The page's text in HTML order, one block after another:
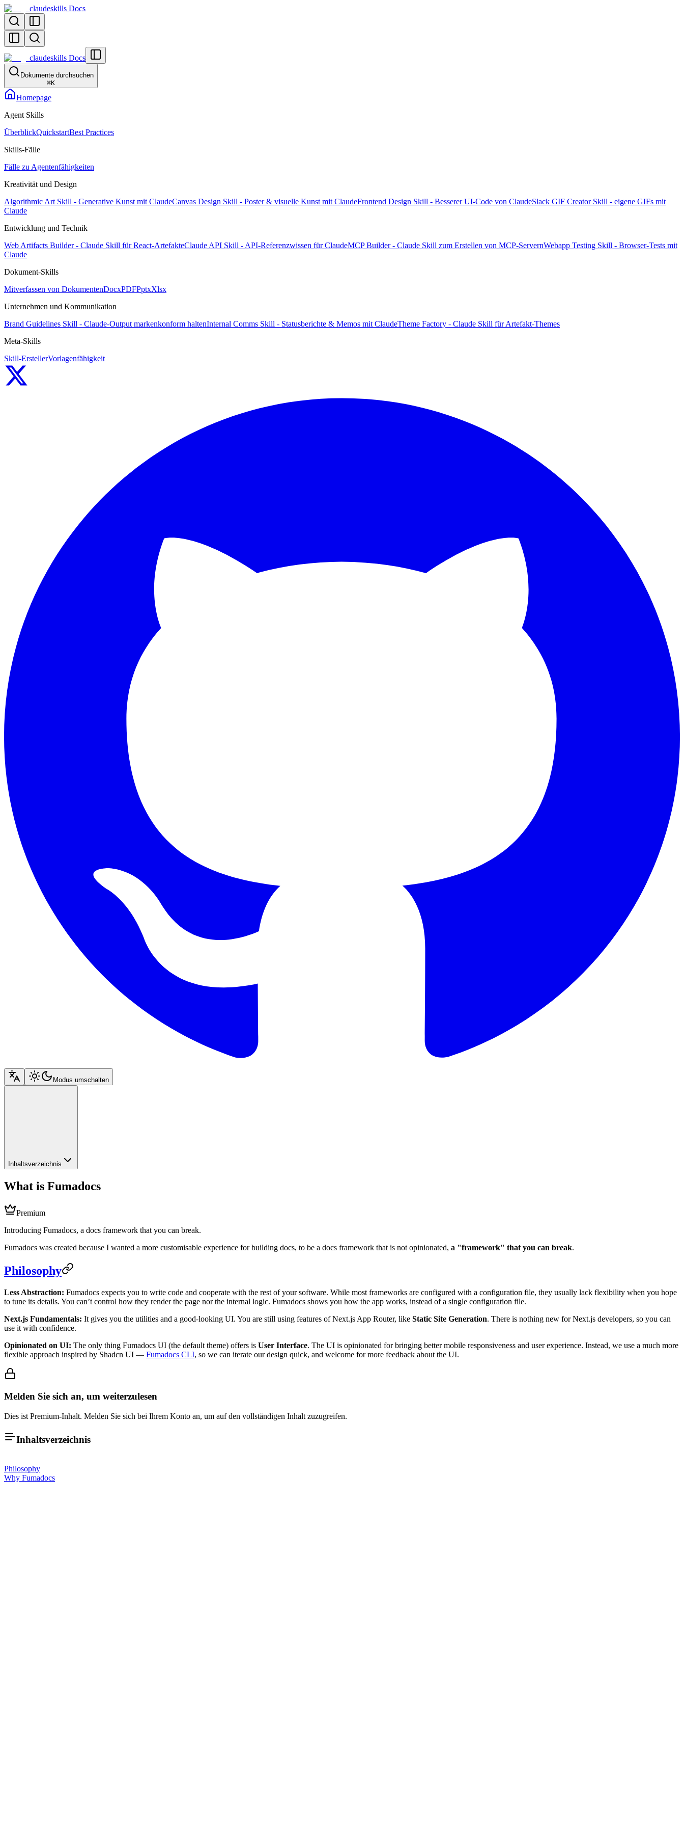
claudeskills Docs
claudeskills Docs
Dokumente durchsuchen
⌘K
Homepage
Agent Skills
ÜberblickQuickstartBest Practices
Skills-Fälle
Fälle zu Agentenfähigkeiten
Kreativität und Design
Algorithmic Art Skill - Generative Kunst mit ClaudeCanvas Design Skill - Poster & visuelle Kunst mit ClaudeFrontend Design Skill - Besserer UI-Code von ClaudeSlack GIF Creator Skill - eigene GIFs mit
Claude
Entwicklung und Technik
Web Artifacts Builder - Claude Skill für React-ArtefakteClaude API Skill - API-Referenzwissen für ClaudeMCP Builder - Claude Skill zum Erstellen von MCP-ServernWebapp Testing Skill - Browser-Tests mit
Claude
Dokument-Skills
Mitverfassen von DokumentenDocxPDFPptxXlsx
Unternehmen und Kommunikation
Brand Guidelines Skill - Claude-Output markenkonform haltenInternal Comms Skill - Statusberichte & Memos mit ClaudeTheme Factory - Claude Skill für Artefakt-Themes
Meta-Skills
Skill-ErstellerVorlagenfähigkeit
Modus umschalten
Inhaltsverzeichnis
What is Fumadocs
Premium
Introducing Fumadocs, a docs framework that you can break.
Fumadocs was created because I wanted a more customisable experience for building docs, to be a docs framework that is not opinionated, a "framework" that you can break.
Philosophy
Less Abstraction: Fumadocs expects you to write code and cooperate with the rest of your software. While most frameworks are configured with a configuration file, they usually lack flexibility when you hope
to tune its details. You can’t control how they render the page nor the internal logic. Fumadocs shows you how the app works, instead of a single configuration file.
Next.js Fundamentals: It gives you the utilities and a good-looking UI. You are still using features of Next.js App Router, like Static Site Generation. There is nothing new for Next.js developers, so you can
use it with confidence.
Opinionated on UI: The only thing Fumadocs UI (the default theme) offers is User Interface. The UI is opinionated for bringing better mobile responsiveness and user experience. Instead, we use a much more
flexible approach inspired by Shadcn UI — Fumadocs CLI, so we can iterate our design quick, and welcome for more feedback about the UI.
Melden Sie sich an, um weiterzulesen
Dies ist Premium-Inhalt. Melden Sie sich bei Ihrem Konto an, um auf den vollständigen Inhalt zuzugreifen.
Inhaltsverzeichnis
Philosophy
Why Fumadocs